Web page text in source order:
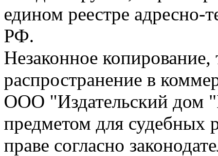
едином реестре адресно-
РФ.
Незаконное
распространение в
ООО "Издательский дом
предметом для судебных
праве согласно